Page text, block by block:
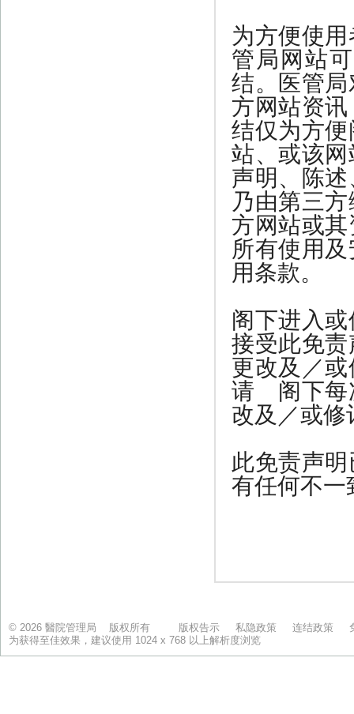
© 2026 醫院管理局 版权所有 版权告示 私隐政策 连结政策
为获得至佳效果，建议使用 1024 x 768 以上解析度浏览